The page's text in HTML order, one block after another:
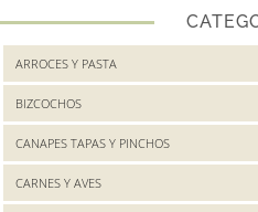
ARROCES Y PASTA
BIZCOCHOS
CANAPES TAPAS Y PINCHOS
CARNES Y AVES